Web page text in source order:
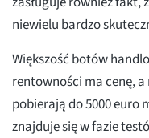
niewielu bardzo
Większość botów
rentowności ma cenę,
pobierają do 5000 euro
znajduje się w fazie